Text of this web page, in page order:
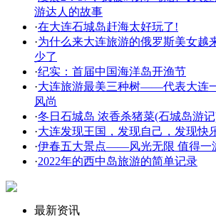
游达人的故事
·在大连石城岛赶海太好玩了!
·为什么来大连旅游的俄罗斯美女越
少了
·纪实：首届中国海洋岛开渔节
·大连旅游最美三种树——代表大连
风尚
·冬日石城岛 浓香杀猪菜(石城岛游
·大连发现王国，发现自己，发现快
·伊春五大景点——风光无限 值得一
·2022年的西中岛旅游的简单记录
最新资讯